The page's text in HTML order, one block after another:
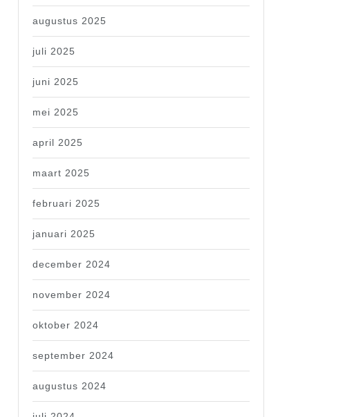
augustus 2025
juli 2025
juni 2025
mei 2025
april 2025
maart 2025
februari 2025
januari 2025
december 2024
november 2024
oktober 2024
september 2024
augustus 2024